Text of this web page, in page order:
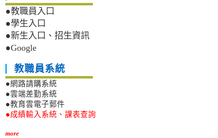
●教職員入口
●學生入口
●新生入口、招生資訊
●Google
教職員系統
●網路請購系統
●雲端差勤系統
●教育雲電子郵件
●成績輸入系統、課表查詢
more